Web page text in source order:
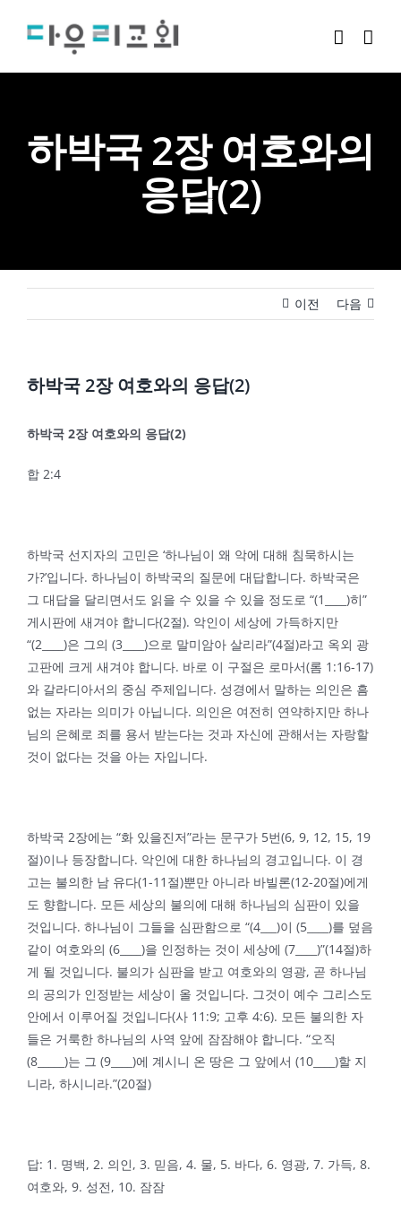
하박국 2장 여호와의
응답(2)
이전 다음
하박국 2장 여호와의 응답(2)
하박국 2장 여호와의 응답(2)
합 2:4
하박국 선지자의 고민은 ‘하나님이 왜 악에 대해 침묵하시는
가?’입니다. 하나님이 하박국의 질문에 대답합니다. 하박국은
그 대답을 달리면서도 읽을 수 있을 수 있을 정도로 “(1____)히”
게시판에 새겨야 합니다(2절). 악인이 세상에 가득하지만
“(2____)은 그의 (3____)으로 말미암아 살리라”(4절)라고 옥외 광
고판에 크게 새겨야 합니다. 바로 이 구절은 로마서(롬 1:16-17)
와 갈라디아서의 중심 주제입니다. 성경에서 말하는 의인은 흠
없는 자라는 의미가 아닙니다. 의인은 여전히 연약하지만 하나
님의 은혜로 죄를 용서 받는다는 것과 자신에 관해서는 자랑할
것이 없다는 것을 아는 자입니다.
하박국 2장에는 “화 있을진저”라는 문구가 5번(6, 9, 12, 15, 19
절)이나 등장합니다. 악인에 대한 하나님의 경고입니다. 이 경
고는 불의한 남 유다(1-11절)뿐만 아니라 바빌론(12-20절)에게
도 향합니다. 모든 세상의 불의에 대해 하나님의 심판이 있을
것입니다. 하나님이 그들을 심판함으로 “(4___)이 (5____)를 덮음
같이 여호와의 (6____)을 인정하는 것이 세상에 (7____)”(14절)하
게 될 것입니다. 불의가 심판을 받고 여호와의 영광, 곧 하나님
의 공의가 인정받는 세상이 올 것입니다. 그것이 예수 그리스도
안에서 이루어질 것입니다(사 11:9; 고후 4:6). 모든 불의한 자
들은 거룩한 하나님의 사역 앞에 잠잠해야 합니다. “오직
(8_____)는 그 (9____)에 계시니 온 땅은 그 앞에서 (10____)할 지
니라, 하시니라.”(20절)
답: 1. 명백, 2. 의인, 3. 믿음, 4. 물, 5. 바다, 6. 영광, 7. 가득, 8.
여호와, 9. 성전, 10. 잠잠
경기도 용인시 기흥구 흥덕2로 117번길 15, 504호
2020 © DAWOORI CHURCH. ALL RIGHTS RESERVED.